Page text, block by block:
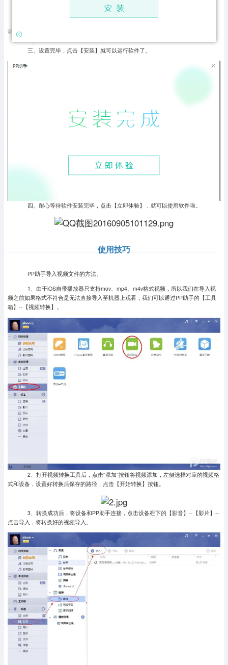
三、设置完毕，点击【安装】就可以运行软件了。
四、耐心等待软件安装完毕，点击【立即体验】，就可以使用软件啦。
使用技巧
PP助手导入视频文件的方法。
1、由于iOS自带播放器只支持mov、mp4、m4v格式视频，所以我们在导入视
频之前如果格式不符合是无法直接导入至机器上观看，我们可以通过PP助手的【工具
箱】--【视频转换】。
2、打开视频转换工具后，点击“添加”按钮将视频添加，左侧选择对应的视频格
式和设备，设置好转换后保存的路径，点击【开始转换】按钮。
3、转换成功后，将设备和PP助手连接，点击设备栏下的【影音】--【影片】--
点击导入，将转换好的视频导入。